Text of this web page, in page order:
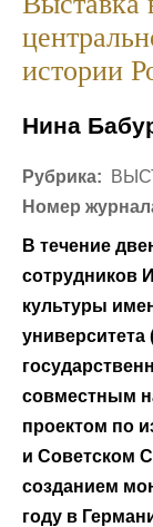
истории
Нина
Рубрика:
Номер
В течение
сотрудников
культуры
университета
совместным
проектом по
и Советском
созданием
году в